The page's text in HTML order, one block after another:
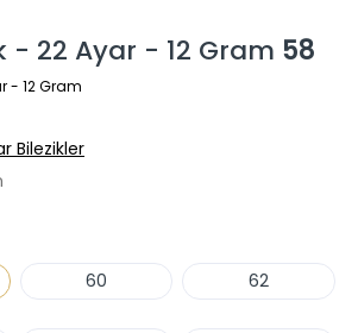
- 22 Ayar - 12 Gram 58
- 12 Gram
Bilezikler
60 62